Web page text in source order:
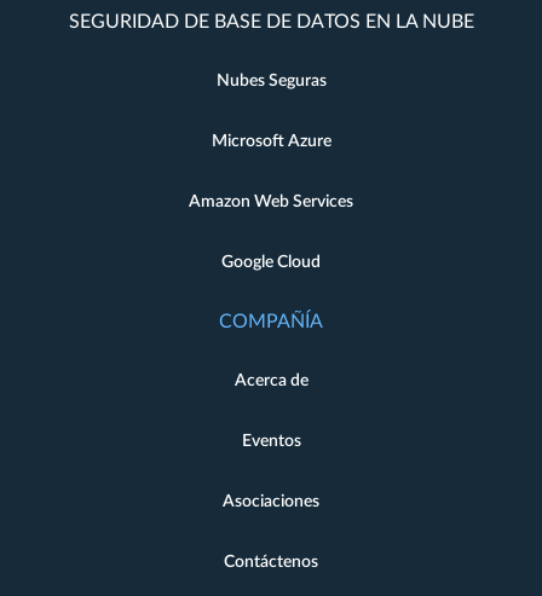
SEGURIDAD DE BASE DE DATOS EN LA NUBE
Nubes Seguras
Microsoft Azure
Amazon Web Services
Google Cloud
COMPAÑÍA
Acerca de
Eventos
Asociaciones
Contáctenos